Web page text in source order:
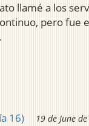
llamé a los
pero fue
16)
19 de June